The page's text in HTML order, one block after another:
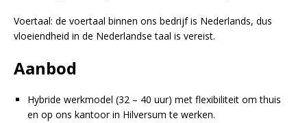
Voertaal: de voertaal binnen ons bedrijf is Nederlands, dus
vloeiendheid in de Nederlandse taal is vereist.
Aanbod
Hybride werkmodel (32 – 40 uur) met flexibiliteit om thuis
en op ons kantoor in Hilversum te werken.